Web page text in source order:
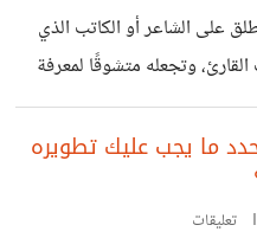
على الشاعر أو الكاتب الذي
وتجعله متشوقًا لمعرفة
غنى عنها في كتابة الأدب،
الذين لا يمانعون الحكم على
قد تحول في فراشه إلى
ما يجب عليك تطويره